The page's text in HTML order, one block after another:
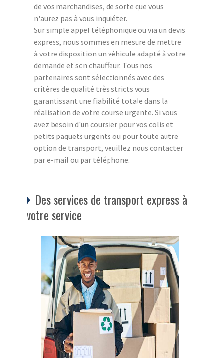
de vos marchandises, de sorte que vous
n'aurez pas à vous inquiéter.
Sur simple appel téléphonique ou via un devis
express, nous sommes en mesure de mettre
à votre disposition un véhicule adapté à votre
demande et son chauffeur. Tous nos
partenaires sont sélectionnés avec des
critères de qualité très stricts vous
garantissant une fiabilité totale dans la
réalisation de votre course urgente. Si vous
avez besoin d'un coursier pour vos colis et
petits paquets urgents ou pour toute autre
option de transport, veuillez nous contacter
par e-mail ou par téléphone.
Des services de transport express à
votre service